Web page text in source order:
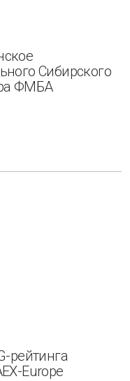
Сибирского
ФМБА
рейтинга
Europe